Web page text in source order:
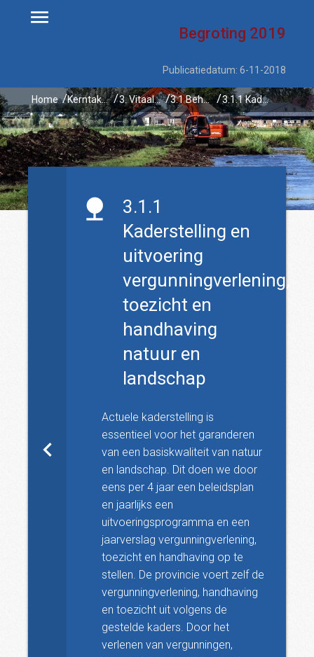
Begroting 2019
Publicatiedatum: 6-11-2018
Home Kerntaken 3. Vitaal platteland 3.1 Behoud van natuur- & landschapskwaliteiten en van de verscheidenheid aan dieren & planten door bescherming en beheer 3.1.1 Kaderstelling en uitvoering vergunningverlening, toezicht en handhaving natuur en landschap
3.1.1
Kaderstelling en
uitvoering
vergunningverlening,
toezicht en
handhaving
natuur en
landschap
Actuele kaderstelling is
essentieel voor het garanderen
van een basiskwaliteit van natuur
en landschap. Dit doen we door
eens per 4 jaar een beleidsplan
en jaarlijks een
uitvoeringsprogramma en een
jaarverslag vergunningverlening,
toezicht en handhaving op te
stellen. De provincie voert zelf de
vergunningverlening, handhaving
en toezicht uit volgens de
gestelde kaders. Door het
verlenen van vergunningen,